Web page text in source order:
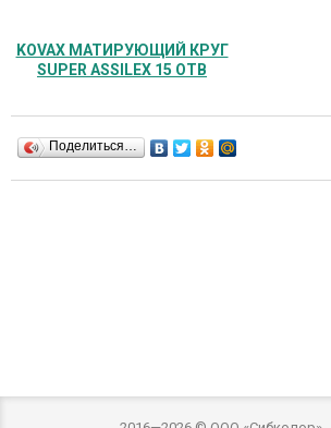
KOVAX МАТИРУЮЩИЙ КРУГ
SUPER ASSILEX 15 ОТВ
Поделиться…